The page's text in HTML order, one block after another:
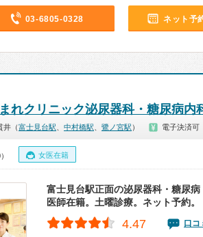
03-6805-0328 ネット予
れクリニック泌尿器科・糖尿病内
井（富士見台駅 中村橋駅 鷺ノ宮駅 ） 電子決済可
女医在籍
富士見台駅正面の泌尿器科・糖尿
医師在籍。土曜診療。ネット予約。
4.47 口コ